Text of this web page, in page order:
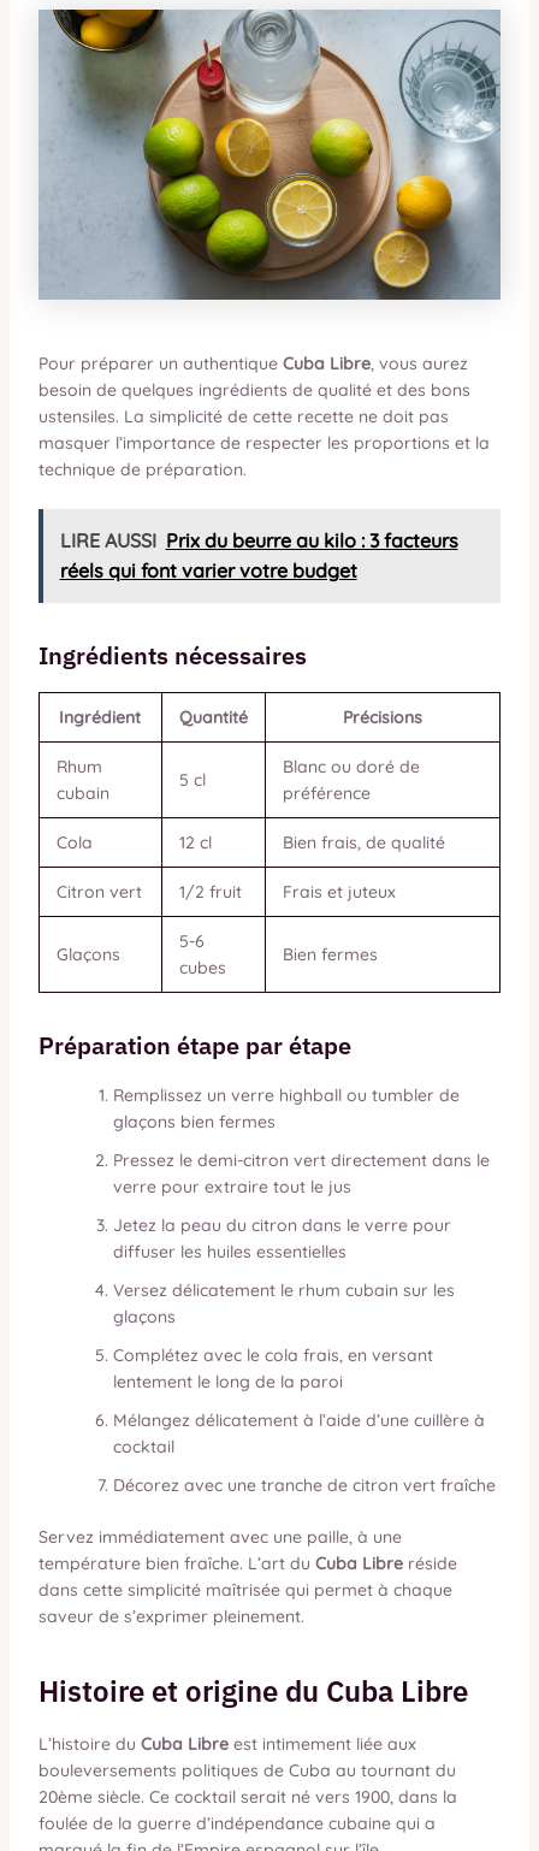
Pour préparer un authentique Cuba Libre, vous aurez
besoin de quelques ingrédients de qualité et des bons
ustensiles. La simplicité de cette recette ne doit pas
masquer l’importance de respecter les proportions et la
technique de préparation.
LIRE AUSSI Prix du beurre au kilo : 3 facteurs
réels qui font varier votre budget
Ingrédients nécessaires
Ingrédient Quantité Précisions
Rhum
cubain
5 cl
Blanc ou doré de
préférence
Cola 12 cl Bien frais, de qualité
Citron vert 1/2 fruit Frais et juteux
Glaçons
5-6
cubes
Bien fermes
Préparation étape par étape
Remplissez un verre highball ou tumbler de
glaçons bien fermes
Pressez le demi-citron vert directement dans le
verre pour extraire tout le jus
Jetez la peau du citron dans le verre pour
diffuser les huiles essentielles
Versez délicatement le rhum cubain sur les
glaçons
Complétez avec le cola frais, en versant
lentement le long de la paroi
Mélangez délicatement à l’aide d’une cuillère à
cocktail
Décorez avec une tranche de citron vert fraîche
Servez immédiatement avec une paille, à une
température bien fraîche. L’art du Cuba Libreréside
dans cette simplicité maîtrisée qui permet à chaque
saveur de s’exprimer pleinement.
Histoire et origine du Cuba Libre
L’histoire du Cuba Libreest intimement liée aux
bouleversements politiques de Cuba au tournant du
20ème siècle. Ce cocktail serait né vers 1900, dans la
foulée de la guerre d’indépendance cubaine qui a